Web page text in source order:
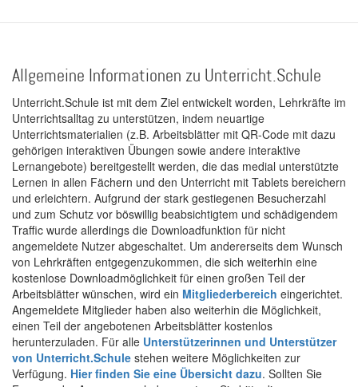
Allgemeine Informationen zu Unterricht.Schule
Unterricht.Schule ist mit dem Ziel entwickelt worden, Lehrkräfte im
Unterrichtsalltag zu unterstützen, indem neuartige
Unterrichtsmaterialien (z.B. Arbeitsblätter mit QR-Code mit dazu
gehörigen interaktiven Übungen sowie andere interaktive
Lernangebote) bereitgestellt werden, die das medial unterstützte
Lernen in allen Fächern und den Unterricht mit Tablets bereichern
und erleichtern. Aufgrund der stark gestiegenen Besucherzahl
und zum Schutz vor böswillig beabsichtigtem und schädigendem
Traffic wurde allerdings die Downloadfunktion für nicht
angemeldete Nutzer abgeschaltet. Um andererseits dem Wunsch
von Lehrkräften entgegenzukommen, die sich weiterhin eine
kostenlose Downloadmöglichkeit für einen großen Teil der
Arbeitsblätter wünschen, wird ein Mitgliederbereich eingerichtet.
Angemeldete Mitglieder haben also weiterhin die Möglichkeit,
einen Teil der angebotenen Arbeitsblätter kostenlos
herunterzuladen. Für alle Unterstützerinnen und Unterstützer
von Unterricht.Schule stehen weitere Möglichkeiten zur
Verfügung. Hier finden Sie eine Übersicht dazu. Sollten Sie